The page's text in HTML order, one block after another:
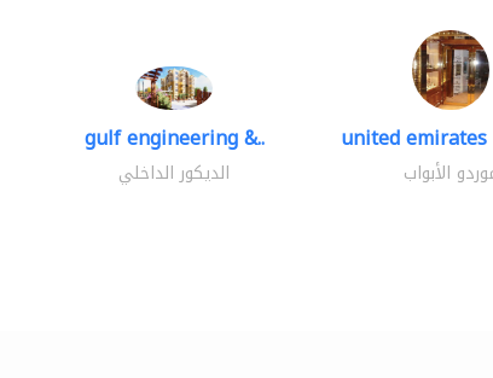
gulf engineering &..
الديكور الداخلي
united emirates
الأبواب